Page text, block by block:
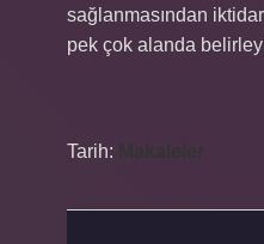
sağlanmasından
pek çok alanda
Tarih: